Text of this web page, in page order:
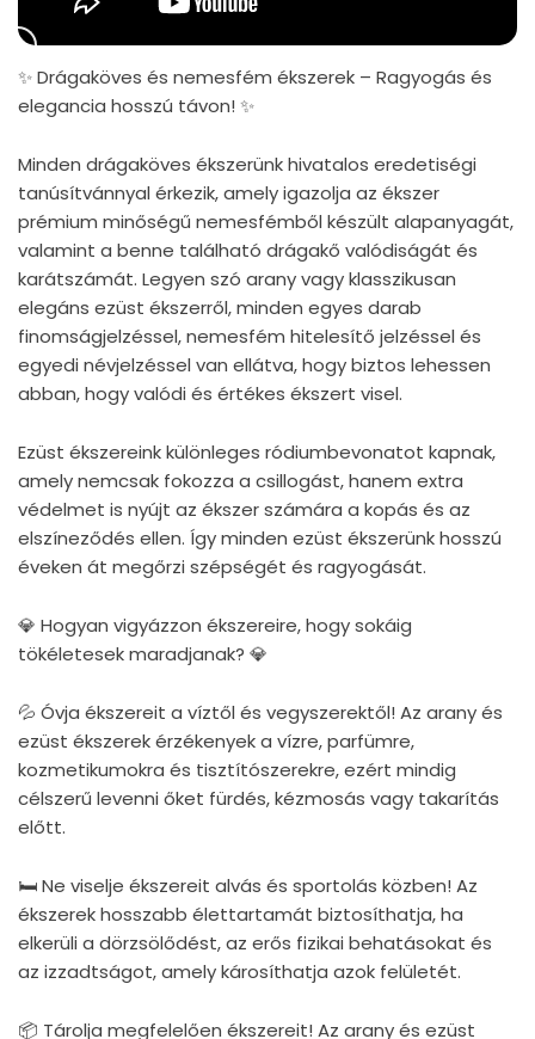
✨ Drágaköves és nemesfém ékszerek – Ragyogás és
elegancia hosszú távon! ✨
Minden drágaköves ékszerünk hivatalos eredetiségi
tanúsítvánnyal érkezik, amely igazolja az ékszer
prémium minőségű nemesfémből készült alapanyagát,
valamint a benne található drágakő valódiságát és
karátszámát. Legyen szó arany vagy klasszikusan
elegáns ezüst ékszerről, minden egyes darab
finomságjelzéssel, nemesfém hitelesítő jelzéssel és
egyedi névjelzéssel van ellátva, hogy biztos lehessen
abban, hogy valódi és értékes ékszert visel.
Ezüst ékszereink különleges ródiumbevonatot kapnak,
amely nemcsak fokozza a csillogást, hanem extra
védelmet is nyújt az ékszer számára a kopás és az
elszíneződés ellen. Így minden ezüst ékszerünk hosszú
éveken át megőrzi szépségét és ragyogását.
💎 Hogyan vigyázzon ékszereire, hogy sokáig
tökéletesek maradjanak? 💎
💦 Óvja ékszereit a víztől és vegyszerektől! Az arany és
ezüst ékszerek érzékenyek a vízre, parfümre,
kozmetikumokra és tisztítószerekre, ezért mindig
célszerű levenni őket fürdés, kézmosás vagy takarítás
előtt.
🛏 Ne viselje ékszereit alvás és sportolás közben! Az
ékszerek hosszabb élettartamát biztosíthatja, ha
elkerüli a dörzsölődést, az erős fizikai behatásokat és
az izzadtságot, amely károsíthatja azok felületét.
📦 Tárolja megfelelően ékszereit! Az arany és ezüst